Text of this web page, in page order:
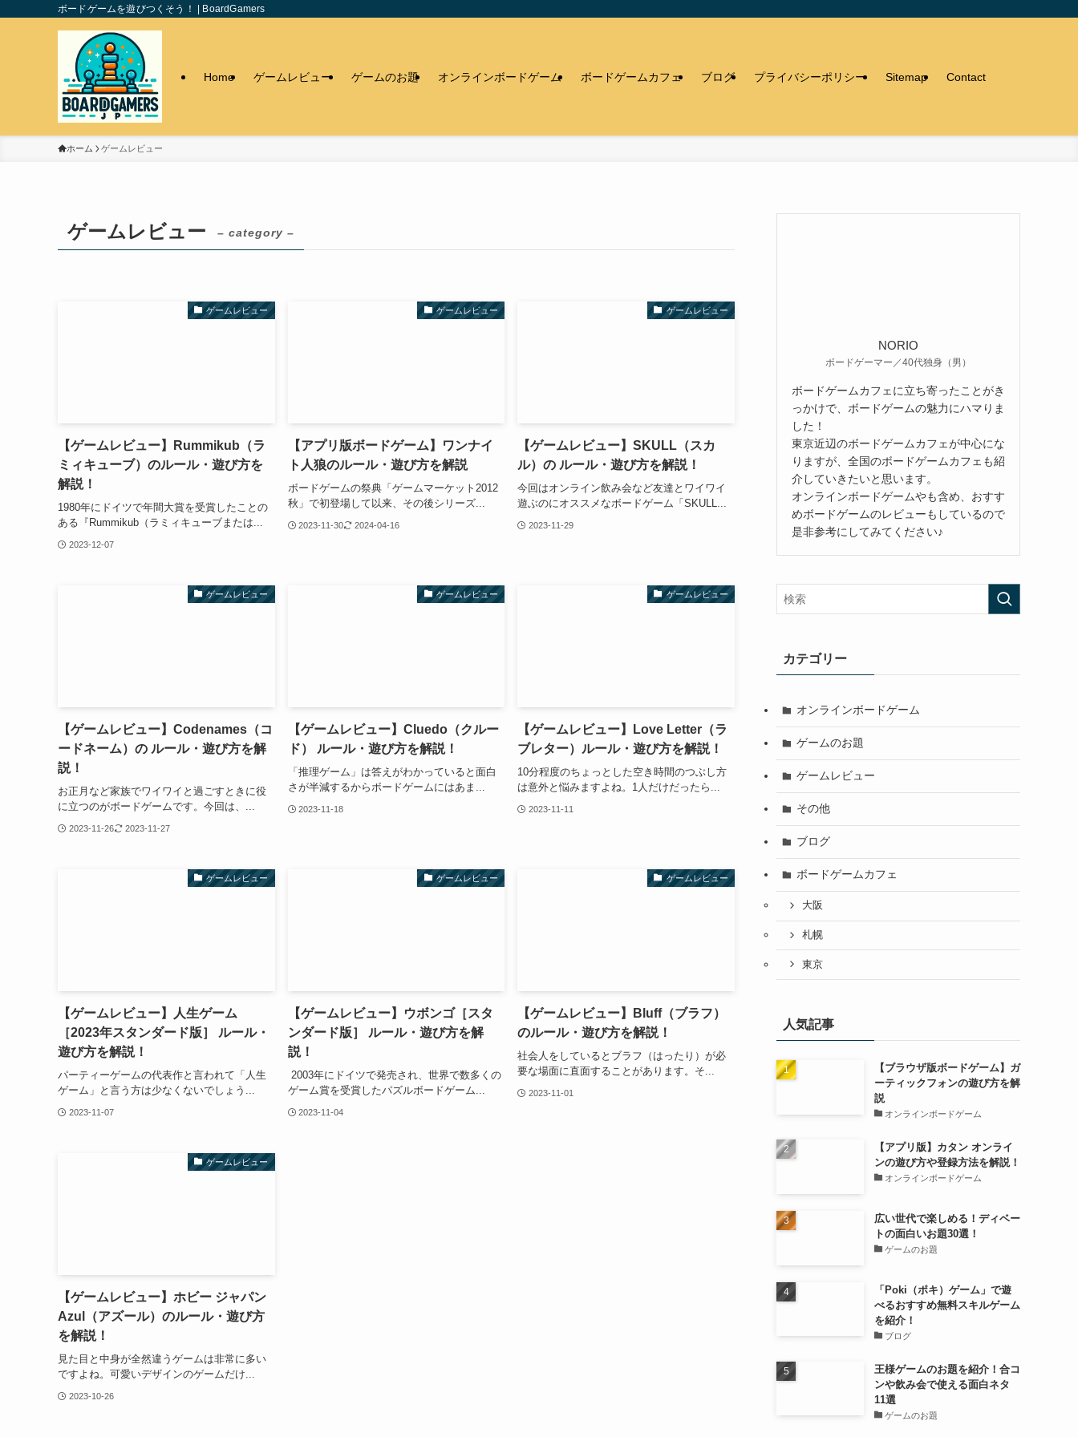
ボードゲームを遊びつくそう！ | BoardGamers
Home ゲームレビュー ゲームのお題 オンラインボードゲーム ボードゲームカフェ ブログ プライバシーポリシー Sitemap Contact
ホーム ゲームレビュー
ゲームレビュー – category –
ゲームレビュー
【ゲームレビュー】Rummikub（ラ
ミィキューブ）のルール・遊び方を
解説！
1980年にドイツで年間大賞を受賞したことの
ある『Rummikub（ラミィキューブまたは...
2023-12-07
ゲームレビュー
【アプリ版ボードゲーム】ワンナイ
ト人狼のルール・遊び方を解説
ボードゲームの祭典「ゲームマーケット2012
秋」で初登場して以来、その後シリーズ...
2023-11-30 2024-04-16
ゲームレビュー
【ゲームレビュー】SKULL（スカ
ル）の ルール・遊び方を解説！
今回はオンライン飲み会など友達とワイワイ
遊ぶのにオススメなボードゲーム「SKULL...
2023-11-29
ゲームレビュー
【ゲームレビュー】Codenames（コ
ードネーム）の ルール・遊び方を解
説！
お正月など家族でワイワイと過ごすときに役
に立つのがボードゲームです。今回は、...
2023-11-26 2023-11-27
ゲームレビュー
【ゲームレビュー】Cluedo（クルー
ド） ルール・遊び方を解説！
「推理ゲーム」は答えがわかっていると面白
さが半減するからボードゲームにはあま...
2023-11-18
ゲームレビュー
【ゲームレビュー】Love Letter（ラ
ブレター）ルール・遊び方を解説！
10分程度のちょっとした空き時間のつぶし方
は意外と悩みますよね。1人だけだったら...
2023-11-11
ゲームレビュー
【ゲームレビュー】人生ゲーム
［2023年スタンダード版］ ルール・
遊び方を解説！
パーティーゲームの代表作と言われて「人生
ゲーム」と言う方は少なくないでしょう...
2023-11-07
ゲームレビュー
【ゲームレビュー】ウボンゴ［スタ
ンダード版］ ルール・遊び方を解
説！
2003年にドイツで発売され、世界で数多くの
ゲーム賞を受賞したパズルボードゲーム...
2023-11-04
ゲームレビュー
【ゲームレビュー】Bluff（ブラフ）
のルール・遊び方を解説！
社会人をしているとブラフ（はったり）が必
要な場面に直面することがあります。そ...
2023-11-01
ゲームレビュー
【ゲームレビュー】ホビー ジャパン
Azul（アズール）のルール・遊び方
を解説！
見た目と中身が全然違うゲームは非常に多い
ですよね。可愛いデザインのゲームだけ...
2023-10-26
NORIO
ボードゲーマー／40代独身（男）
ボードゲームカフェに立ち寄ったことがき
っかけで、ボードゲームの魅力にハマりま
した！
東京近辺のボードゲームカフェが中心にな
りますが、全国のボードゲームカフェも紹
介していきたいと思います。
オンラインボードゲームやも含め、おすす
めボードゲームのレビューもしているので
是非参考にしてみてください♪
カテゴリー
オンラインボードゲーム
ゲームのお題
ゲームレビュー
その他
ブログ
ボードゲームカフェ
大阪
札幌
東京
人気記事
【ブラウザ版ボードゲーム】ガ
ーティックフォンの遊び方を解
説
オンラインボードゲーム
【アプリ版】カタン オンライ
ンの遊び方や登録方法を解説！
オンラインボードゲーム
広い世代で楽しめる！ディベー
トの面白いお題30選！
ゲームのお題
「Poki（ポキ）ゲーム」で遊
べるおすすめ無料スキルゲーム
を紹介！
ブログ
王様ゲームのお題を紹介！合コ
ンや飲み会で使える面白ネタ
11選
ゲームのお題